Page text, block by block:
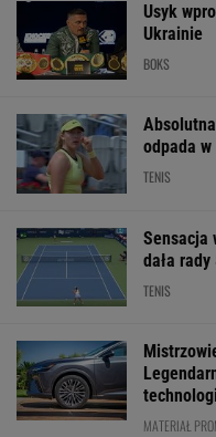
Usyk
Ukrainie
BOKS
odpada
TENIS
Sensacja
dała
TENIS
MATERIAŁ